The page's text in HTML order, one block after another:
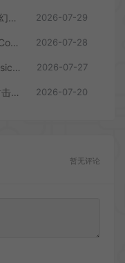
秩序碎片 / Shards of Order 黑暗奇幻卡牌CRPG策略游戏 2026-07-29
旧日铁锅炖主理人 / Kinny and the Cosmic Cauldron 休闲卡片肉鸽策略游戏 2026-07-28
三国志经典 / Three Kingdoms Classic 回合制大战略游戏 2026-07-27
杀毒少女 / Antivirus Girl 防御策略射击游戏 2026-07-20
暂无评论